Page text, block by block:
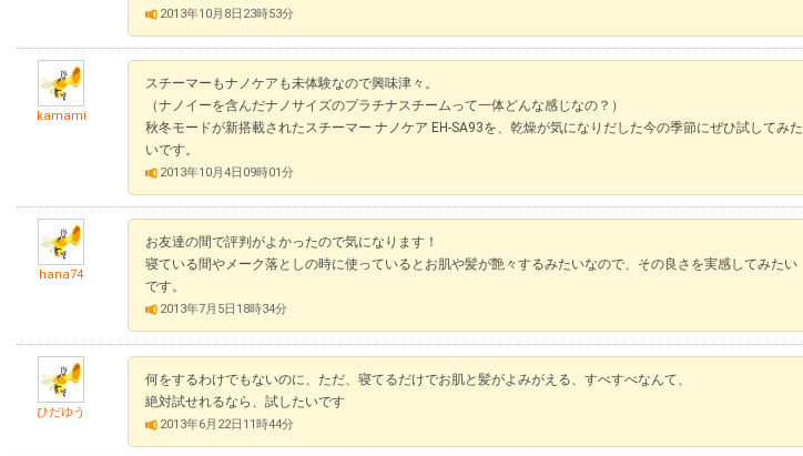
2013年10月8日23時53分
kamami
スチーマーもナノケアも未体験なので興味津々。
（ナノイーを含んだナノサイズのプラチナスチームって一体どんな感じなの？）
秋冬モードが新搭載されたスチーマー ナノケア EH-SA93を、乾燥が気になりだした今の季節にぜひ試してみた
いです。
2013年10月4日09時01分
hana74
お友達の間で評判がよかったので気になります！
寝ている間やメーク落としの時に使っているとお肌や髪が艶々するみたいなので、その良さを実感してみたい
です。
2013年7月5日18時34分
ひだゆう
何をするわけでもないのに、ただ、寝てるだけでお肌と髪がよみがえる、すべすべなんて、
絶対試せれるなら、試したいです
2013年6月22日11時44分